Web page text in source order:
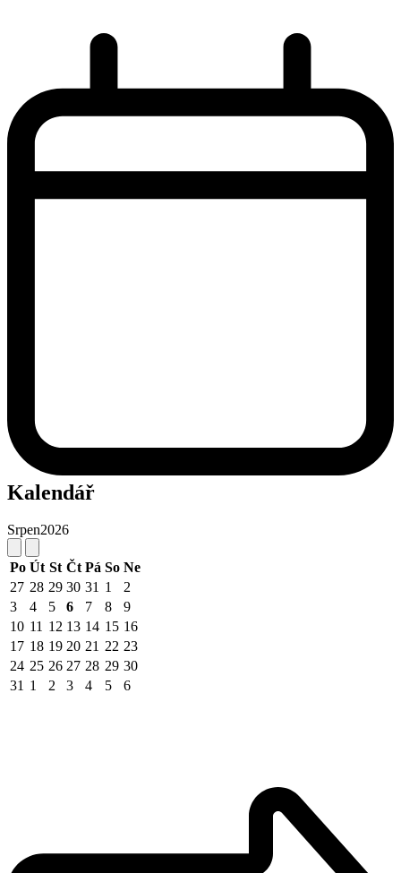
Kalendář
Srpen2026
Po Út St Čt Pá So Ne
27 28 29 30 31 1
2
3
4 5 6 7 8
9
10 11 12 13 14 15 16
17 18 19 20 21 22 23
24 25 26 27 28 29 30
31 1 2 3 4 5 6